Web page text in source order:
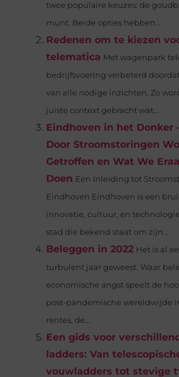
twee populaire keuzes: de
munt. Beide opties hebben...
Redenen om te kiezen
telematica Met wagenpark
bedrijfsvoering verbeterd
van alle nodige inzichten. Zo
juiste context gebracht wat...
Eindhoven in het Donker
Door Stroomstoringen
Getroffen en Wat We
Doen Een Inleiding tot
Eindhoven Eindhoven is een
innovatie, cultuur, en
stad die bekend staat om zijn...
Beleggen in 2022 Het is al
turbulent jaar geweest. Waar
economische angst speelt de
post-pandemische wereldwijde
rentes, de...
Een gids voor
ladders: Van
vouwladders tot stevige